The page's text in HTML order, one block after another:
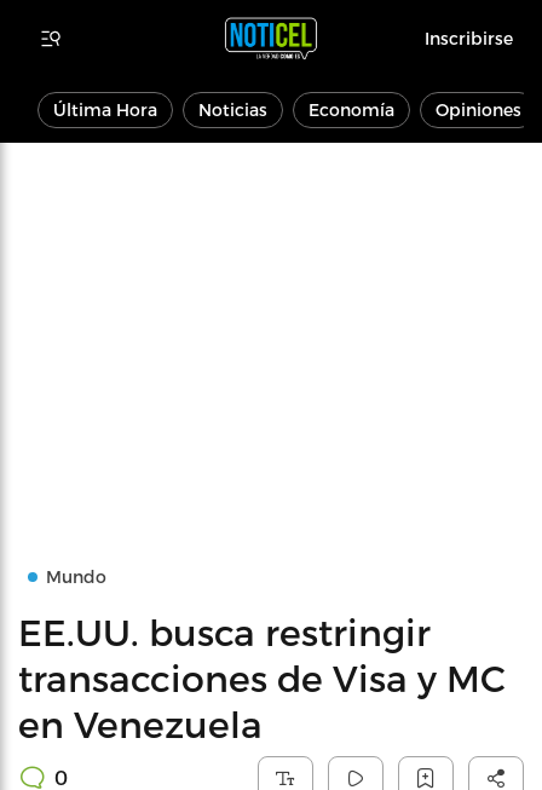
Inscribirse
Última Hora Noticias Economía Opiniones
Mundo
EE.UU. busca restringir
transacciones de Visa y MC
en Venezuela
0